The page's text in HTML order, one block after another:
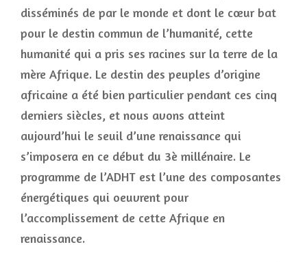
disséminés de par le monde et dont le cœur bat
pour le destin commun de l’humanité, cette
humanité qui a pris ses racines sur la terre de la
mère Afrique. Le destin des peuples d’origine
africaine a été bien particulier pendant ces cinq
derniers siècles, et nous avons atteint
aujourd’hui le seuil d’une renaissance qui
s’imposera en ce début du 3è millénaire. Le
programme de l’ADHT est l’une des composantes
énergétiques qui oeuvrent pour
l’accomplissement de cette Afrique en
renaissance.